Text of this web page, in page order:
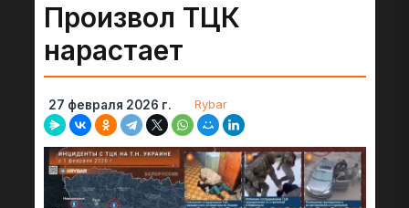
Произвол ТЦК
нарастает
27 февраля 2026 г. Rybar